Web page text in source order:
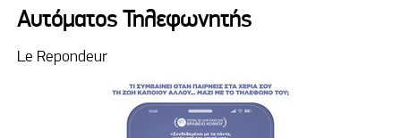
Αυτόματος Τηλεφωνητής
Le Repondeur